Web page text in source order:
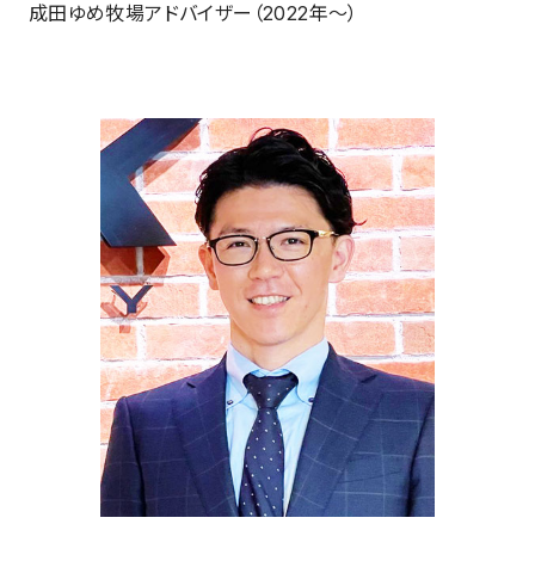
成田ゆめ牧場アドバイザー（2022年～）